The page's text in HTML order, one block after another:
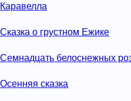
Каравелла
Сказка о грустном Ежике
Семнадцать белоснежных
Осенняя сказка